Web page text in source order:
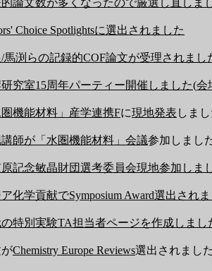
論文数が多くなったので厳選し直しま
Choice Spotlightsに選出されました
馬渕らの記録的COF論文が受理されまし
究室15周年パーティー開催しました(会
圏機能材料」産学連携Fに現地発表 しま
師が「水圏機能材料」会議参加しまし
記念敏晶財団選考委員会現地参加しま
化学貢献でSymposium Award選出され
特別実験TA担当者ページを作成しまし
Chemistry Europe Reviews選出されまし